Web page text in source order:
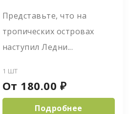
Представьте, что на
тропических островах
наступил Ледни...
1 ШТ
От 180.00 ₽
Подробнее